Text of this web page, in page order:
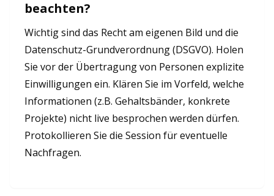
beachten?
Wichtig sind das Recht am eigenen Bild und die
Datenschutz-Grundverordnung (DSGVO). Holen
Sie vor der Übertragung von Personen explizite
Einwilligungen ein. Klären Sie im Vorfeld, welche
Informationen (z.B. Gehaltsbänder, konkrete
Projekte) nicht live besprochen werden dürfen.
Protokollieren Sie die Session für eventuelle
Nachfragen.